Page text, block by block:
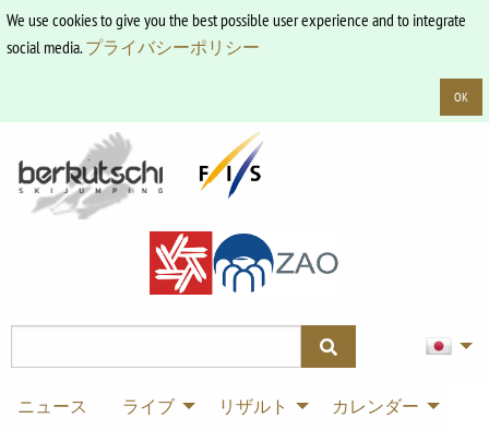
We use cookies to give you the best possible user experience and to integrate
social media.プライバシーポリシー
OK
ニュース ライブ リザルト
カレンダー